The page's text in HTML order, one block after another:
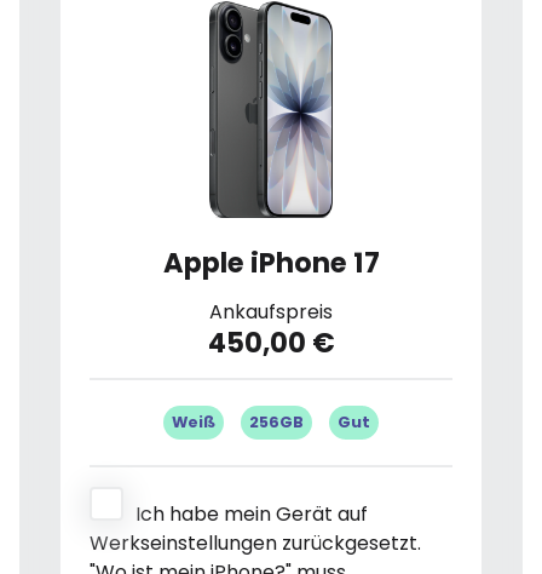
Apple iPhone 17
Ankaufspreis
450,00 €
Weiß 256GB Gut
Ich habe mein Gerät auf
Werkseinstellungen zurückgesetzt.